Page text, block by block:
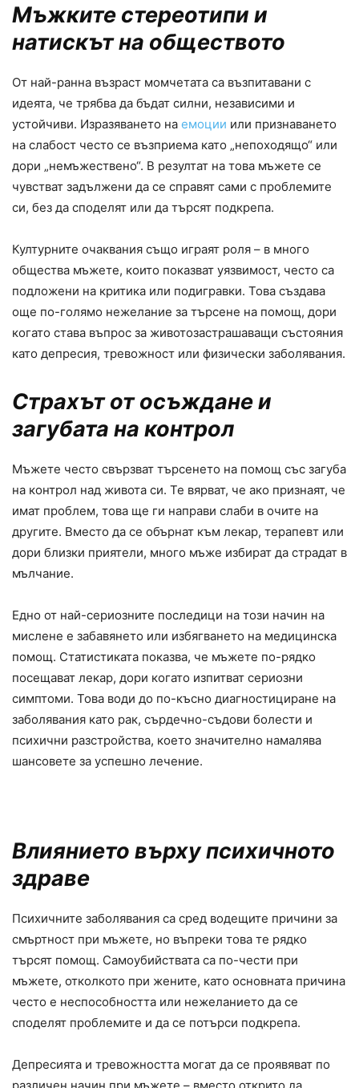
Мъжките стереотипи и
натискът на обществото
От най-ранна възраст момчетата са възпитавани с
идеята, че трябва да бъдат силни, независими и
устойчиви. Изразяването на емоции или признаването
на слабост често се възприема като „непоходящо“ или
дори „немъжествено“. В резултат на това мъжете се
чувстват задължени да се справят сами с проблемите
си, без да споделят или да търсят подкрепа.
Културните очаквания също играят роля – в много
общества мъжете, които показват уязвимост, често са
подложени на критика или подигравки. Това създава
още по-голямо нежелание за търсене на помощ, дори
когато става въпрос за животозастрашаващи състояния
като депресия, тревожност или физически заболявания.
Страхът от осъждане и
загубата на контрол
Мъжете често свързват търсенето на помощ със загуба
на контрол над живота си. Те вярват, че ако признаят, че
имат проблем, това ще ги направи слаби в очите на
другите. Вместо да се обърнат към лекар, терапевт или
дори близки приятели, много мъже избират да страдат в
мълчание.
Едно от най-сериозните последици на този начин на
мислене е забавянето или избягването на медицинска
помощ. Статистиката показва, че мъжете по-рядко
посещават лекар, дори когато изпитват сериозни
симптоми. Това води до по-късно диагностициране на
заболявания като рак, сърдечно-съдови болести и
психични разстройства, което значително намалява
шансовете за успешно лечение.
Влиянието върху психичното
здраве
Психичните заболявания са сред водещите причини за
смъртност при мъжете, но въпреки това те рядко
търсят помощ. Самоубийствата са по-чести при
мъжете, отколкото при жените, като основната причина
често е неспособността или нежеланието да се
споделят проблемите и да се потърси подкрепа.
Депресията и тревожността могат да се проявяват по